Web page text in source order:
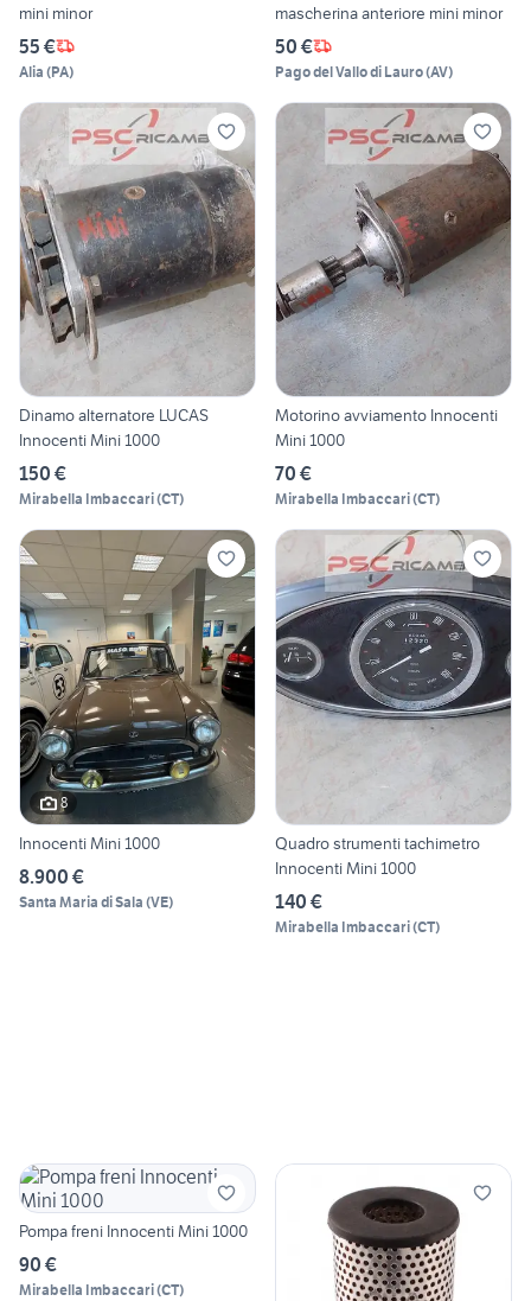
mini minor
55 €
Alia (PA)
mascherina anteriore mini minor
50 €
Pago del Vallo di Lauro(AV)
Dinamo alternatore LUCAS
Innocenti Mini 1000
150 €
Mirabella Imbaccari(CT)
Motorino avviamento Innocenti
Mini 1000
70 €
Mirabella Imbaccari(CT)
8
Innocenti Mini 1000
8.900 €
Santa Maria di Sala (VE)
Quadro strumenti tachimetro
Innocenti Mini 1000
140 €
Mirabella Imbaccari(CT)
Pompa freni Innocenti Mini 1000
90 €
Mirabella Imbaccari(CT)